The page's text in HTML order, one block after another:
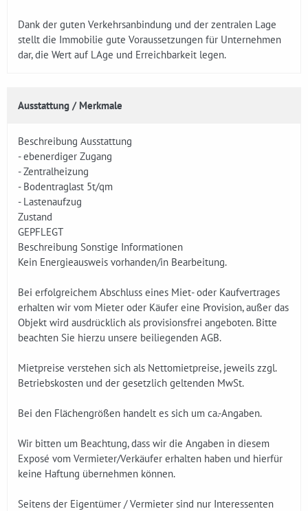
Dank der guten Verkehrsanbindung und der zentralen Lage
stellt die Immobilie gute Voraussetzungen für Unternehmen
dar, die Wert auf LAge und Erreichbarkeit legen.
Ausstattung / Merkmale
Beschreibung Ausstattung
- ebenerdiger Zugang
- Zentralheizung
- Bodentraglast 5t/qm
- Lastenaufzug
Zustand
GEPFLEGT
Beschreibung Sonstige Informationen
Kein Energieausweis vorhanden/in Bearbeitung.
Bei erfolgreichem Abschluss eines Miet- oder Kaufvertrages
erhalten wir vom Mieter oder Käufer eine Provision, außer das
Objekt wird ausdrücklich als provisionsfrei angeboten. Bitte
beachten Sie hierzu unsere beiliegenden AGB.
Mietpreise verstehen sich als Nettomietpreise, jeweils zzgl.
Betriebskosten und der gesetzlich geltenden MwSt.
Bei den Flächengrößen handelt es sich um ca.-Angaben.
Wir bitten um Beachtung, dass wir die Angaben in diesem
Exposé vom Vermieter/Verkäufer erhalten haben und hierfür
keine Haftung übernehmen können.
Seitens der Eigentümer / Vermieter sind nur Interessenten